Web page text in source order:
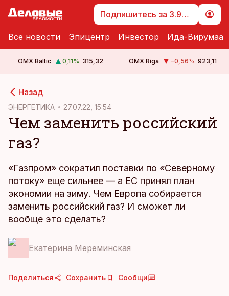
Подпишитесь за 3.99 €
Все новости Эпицентр Инвестор Ида-Вирумаа
OMX Baltic 0,11% 315,32 OMX Riga −0,56% 923,11
Назад
ЭНЕРГЕТИКА 27.07.22, 15:54
Чем заменить российский
газ?
«Газпром» сократил поставки по «Северному
потоку» еще сильнее — а ЕС принял план
экономии на зиму. Чем Европа собирается
заменить российский газ? И сможет ли
вообще это сделать?
Екатерина Мереминская
Поделиться Сохранить Сообщи